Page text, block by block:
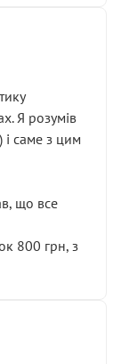
Я розумів
саме з цим
що все
800 грн, з